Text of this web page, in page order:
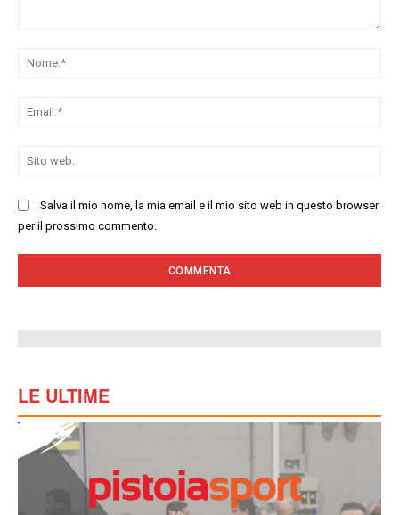
Salva il mio nome, la mia email e il mio sito web in questo browser
per il prossimo commento.
LE ULTIME